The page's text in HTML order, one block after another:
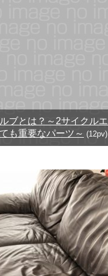
ブとは？～2サイクル
も重要なパーツ～ (12pv)